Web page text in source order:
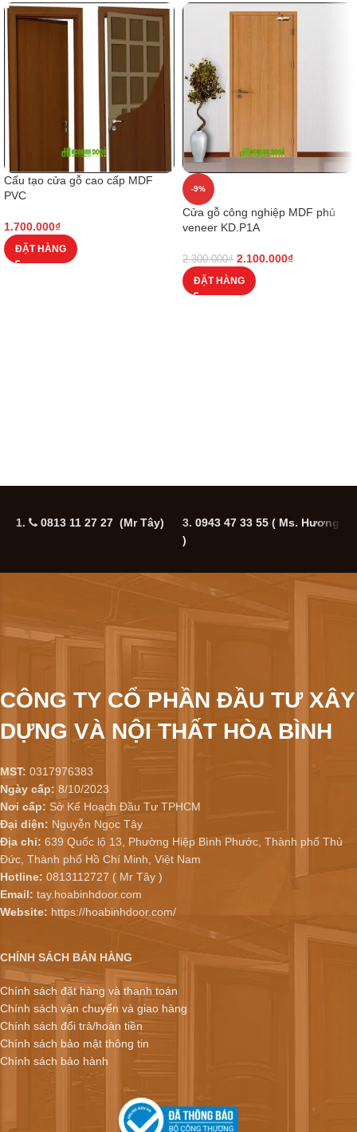
Cấu tạo cửa gỗ cao cấp MDF
PVC
1.700.000₫
ĐẶT HÀNG
-9%
Cửa gỗ công nghiệp MDF phủ
veneer KD.P1A
2.300.000₫ 2.100.000₫
ĐẶT HÀNG
1. 0813 11 27 27 (Mr Tây) 3. 0943 47 33 55 ( Ms. Hương
)
CÔNG TY CỔ PHẦN ĐẦU TƯ XÂY
DỰNG VÀ NỘI THẤT HÒA BÌNH
MST: 0317976383
Ngày cấp: 8/10/2023
Nơi cấp: Sở Kế Hoạch Đầu Tư TPHCM
Đại diện: Nguyễn Ngọc Tây
Địa chỉ: 639 Quốc lộ 13, Phường Hiệp Bình Phước, Thành phố Thủ
Đức, Thành phố Hồ Chí Minh, Việt Nam
Hotline: 0813112727 ( Mr Tây )
Email: tay.hoabinhdoor.com
Website: https://hoabinhdoor.com/
CHÍNH SÁCH BÁN HÀNG
Chính sách đặt hàng và thanh toán
Chính sách vận chuyển và giao hàng
Chính sách đổi trả/hoàn tiền
Chính sách bảo mật thông tin
Chính sách bảo hành